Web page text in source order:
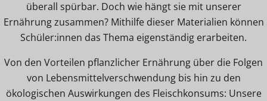
überall spürbar. Doch wie hängt sie mit unserer
Ernährung zusammen? Mithilfe dieser Materialien können
Schüler:innen das Thema eigenständig erarbeiten.
Von den Vorteilen pflanzlicher Ernährung über die Folgen
von Lebensmittelverschwendung bis hin zu den
ökologischen Auswirkungen des Fleischkonsums: Unsere